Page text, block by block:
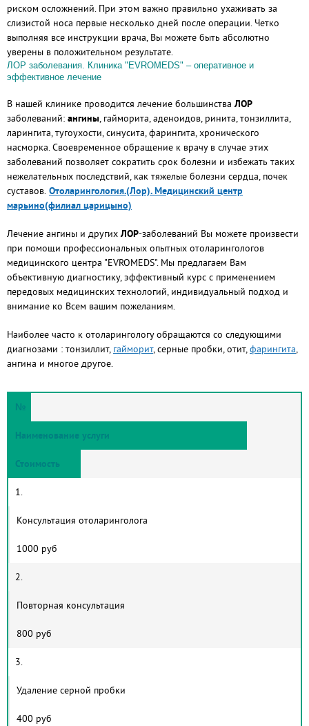
риском осложнений. При этом важно правильно ухаживать за
слизистой носа первые несколько дней после операции. Четко
выполняя все инструкции врача, Вы можете быть абсолютно
уверены в положительном результате.
ЛОР заболевания. Клиника "EVROMEDS" – оперативное и
эффективное лечение
В нашей клинике проводится лечение большинстваЛОР
заболеваний: ангины, гайморита, аденоидов, ринита, тонзиллита,
ларингита, тугоухости, синусита, фарингита, хронического
насморка. Своевременное обращение к врачу в случае этих
заболеваний позволяет сократить срок болезни и избежать таких
нежелательных последствий, как тяжелые болезни сердца, почек
суставов. Отоларингология.(Лор). Медицинский центр
марьино(филиал царицыно)
Лечение ангины и другихЛОР-заболеваний Вы можете произвести
при помощи профессиональных опытных отоларингологов
медицинского центра "EVROMEDS". Мы предлагаем Вам
объективную диагностику, эффективный курс с применением
передовых медицинских технологий, индивидуальный подход и
внимание ко Всем вашим пожеланиям.
Наиболее часто к отоларингологу обращаются со следующими
диагнозами : тонзиллит, гайморит, серные пробки, отит,фарингита,
ангина и многое другое.
№
Наименование услуги
Стоимость
1.
Консультация отоларинголога
1000 руб
2.
Повторная консультация
800 руб
3.
Удаление серной пробки
400 руб